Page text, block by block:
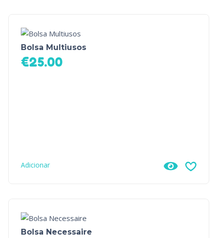
Bolsa Multiusos
€25.00
Adicionar
Bolsa Necessaire